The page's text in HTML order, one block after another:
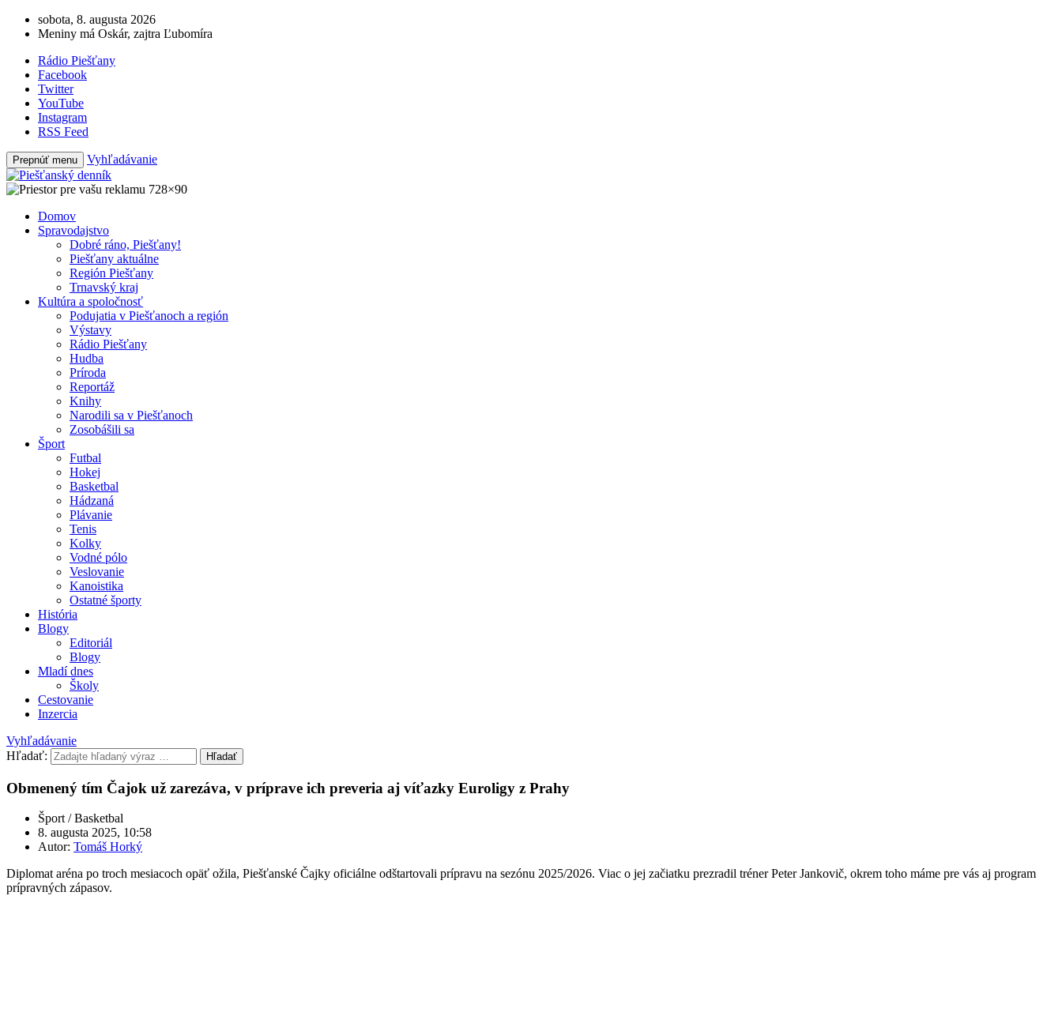
sobota, 8. augusta 2026
Meniny má Oskár, zajtra Ľubomíra
Rádio Piešťany
Facebook
Twitter
YouTube
Instagram
RSS Feed
Prepnúť menu Vyhľadávanie
Domov
Spravodajstvo
Dobré ráno, Piešťany!
Piešťany aktuálne
Región Piešťany
Trnavský kraj
Kultúra a spoločnosť
Podujatia v Piešťanoch a región
Výstavy
Rádio Piešťany
Hudba
Príroda
Reportáž
Knihy
Narodili sa v Piešťanoch
Zosobášili sa
Šport
Futbal
Hokej
Basketbal
Hádzaná
Plávanie
Tenis
Kolky
Vodné pólo
Veslovanie
Kanoistika
Ostatné športy
História
Blogy
Editoriál
Blogy
Mladí dnes
Školy
Cestovanie
Inzercia
Vyhľadávanie
Hľadať:
Hľadať
Obmenený tím Čajok už zarezáva, v príprave ich preveria aj víťazky Euroligy z Prahy
Šport / Basketbal
8. augusta 2025, 10:58
Autor: Tomáš Horký
Diplomat aréna po troch mesiacoch opäť ožila, Piešťanské Čajky oficiálne odštartovali prípravu na sezónu 2025/2026. Viac o jej začiatku prezradil tréner Peter Jankovič, okrem toho máme pre vás aj program
prípravných zápasov.